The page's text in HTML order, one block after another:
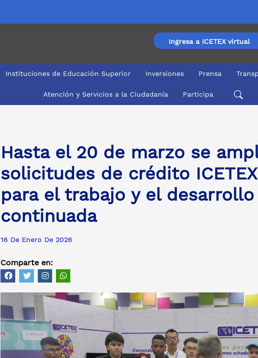
Ingresa a ICETEX virtual
Instituciones de Educación Superior Inversiones Prensa
Atención y Servicios a la Ciudadanía Participa
Hasta el 20 de marzo se
solicitudes de crédito
para el trabajo y el
continuada
16 De Enero De 2026
Comparte en: